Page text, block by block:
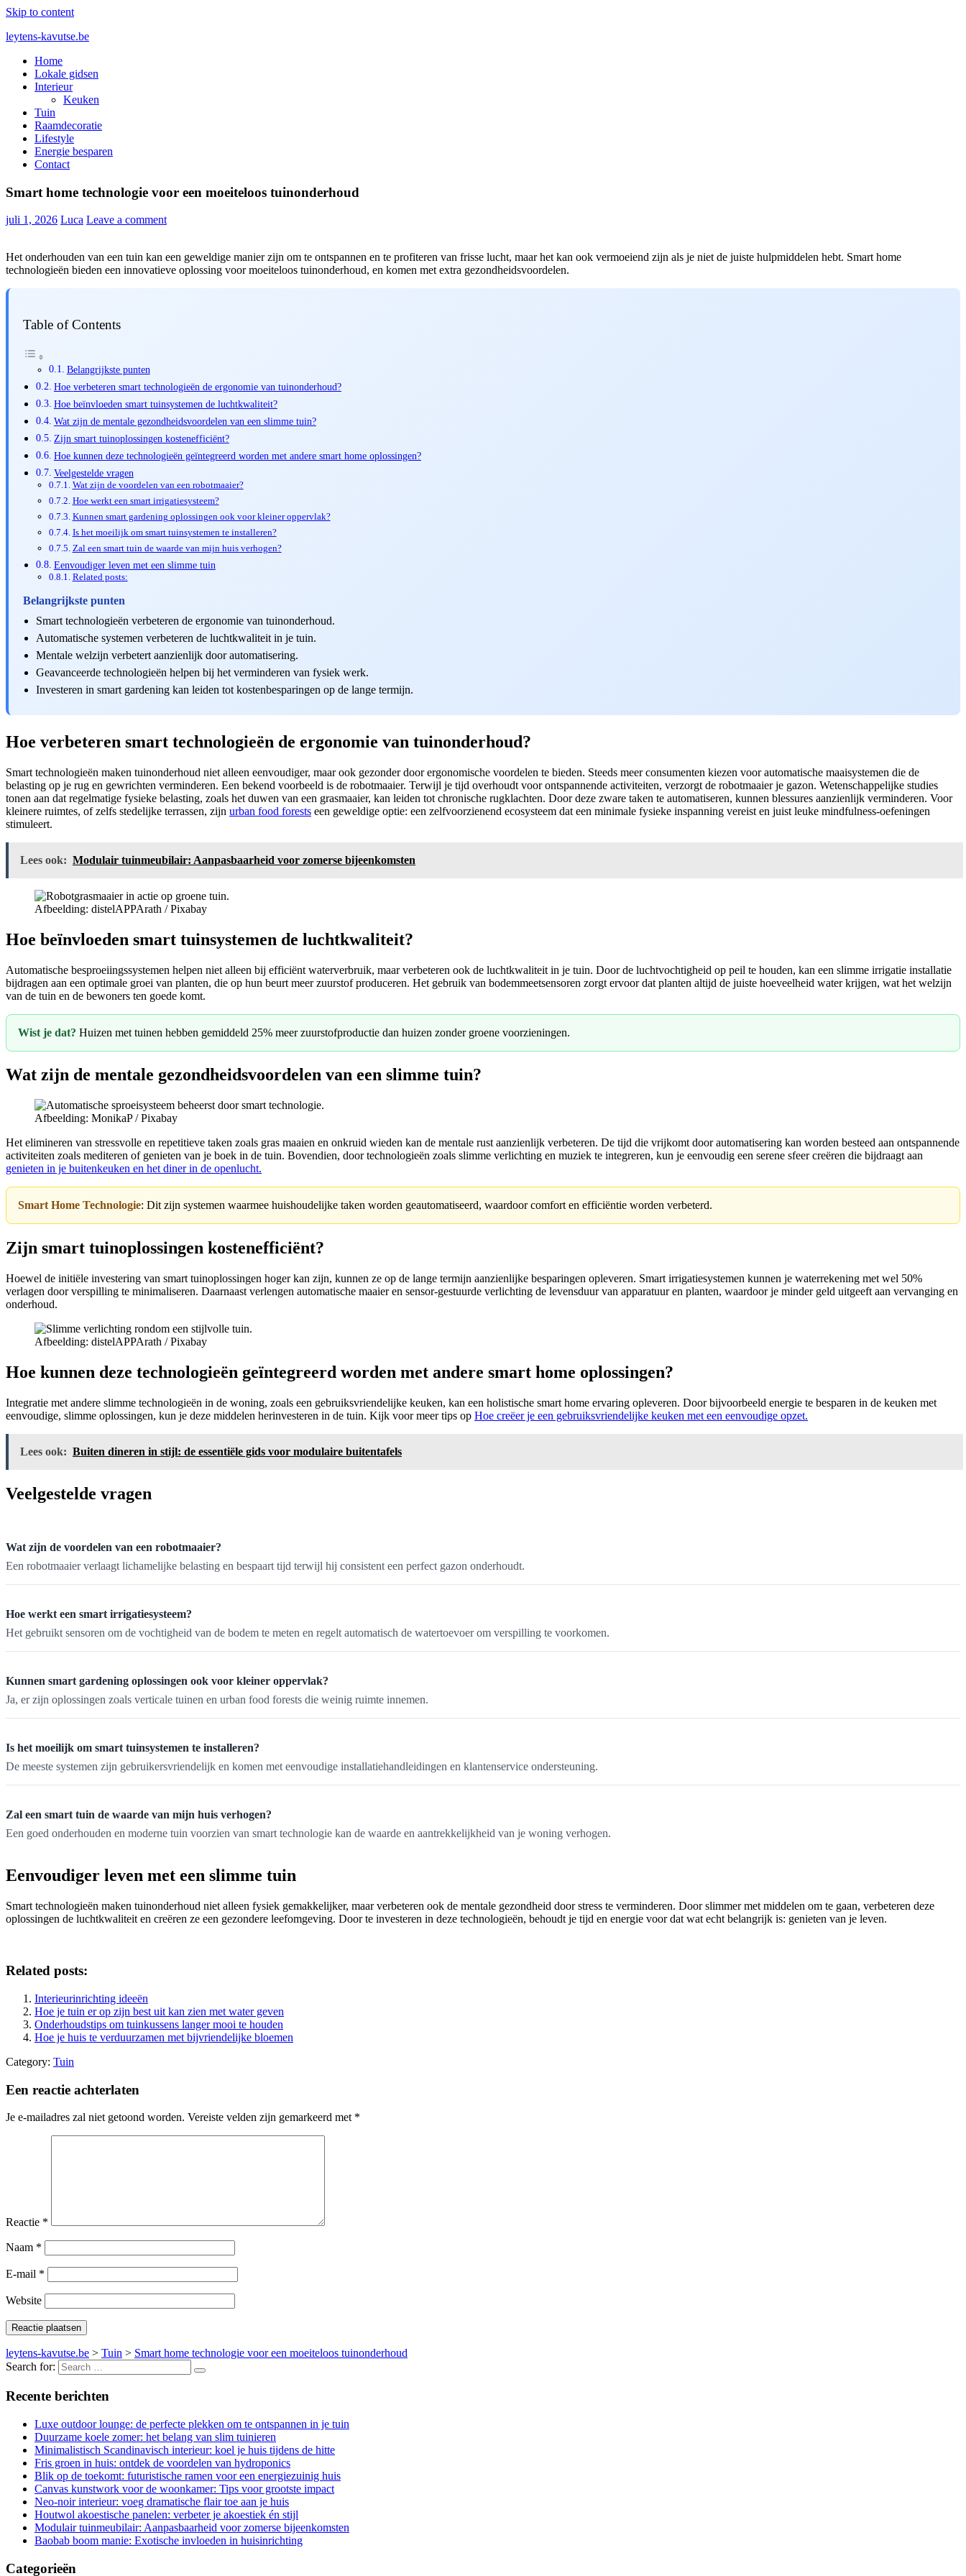
Skip to content
leytens-kavutse.be
Blog interieurstyling: Hoe je kleur en textuur combineert
Home
Lokale gidsen
Interieur
Keuken
Tuin
Raamdecoratie
Lifestyle
Energie besparen
Contact
Smart home technologie voor een moeiteloos tuinonderhoud
juli 1, 2026 Luca Leave a comment
Het onderhouden van een tuin kan een geweldige manier zijn om te ontspannen en te profiteren van frisse lucht, maar het kan ook vermoeiend zijn als je niet de juiste hulpmiddelen hebt. Smart home
technologieën bieden een innovatieve oplossing voor moeiteloos tuinonderhoud, en komen met extra gezondheidsvoordelen.
Table of Contents
Belangrijkste punten
Hoe verbeteren smart technologieën de ergonomie van tuinonderhoud?
Hoe beïnvloeden smart tuinsystemen de luchtkwaliteit?
Wat zijn de mentale gezondheidsvoordelen van een slimme tuin?
Zijn smart tuinoplossingen kostenefficiënt?
Hoe kunnen deze technologieën geïntegreerd worden met andere smart home oplossingen?
Veelgestelde vragen
Wat zijn de voordelen van een robotmaaier?
Hoe werkt een smart irrigatiesysteem?
Kunnen smart gardening oplossingen ook voor kleiner oppervlak?
Is het moeilijk om smart tuinsystemen te installeren?
Zal een smart tuin de waarde van mijn huis verhogen?
Eenvoudiger leven met een slimme tuin
Related posts:
Belangrijkste punten
Smart technologieën verbeteren de ergonomie van tuinonderhoud.
Automatische systemen verbeteren de luchtkwaliteit in je tuin.
Mentale welzijn verbetert aanzienlijk door automatisering.
Geavanceerde technologieën helpen bij het verminderen van fysiek werk.
Investeren in smart gardening kan leiden tot kostenbesparingen op de lange termijn.
Hoe verbeteren smart technologieën de ergonomie van tuinonderhoud?
Smart technologieën maken tuinonderhoud niet alleen eenvoudiger, maar ook gezonder door ergonomische voordelen te bieden. Steeds meer consumenten kiezen voor automatische maaisystemen die de
belasting op je rug en gewrichten verminderen. Een bekend voorbeeld is de robotmaaier. Terwijl je tijd overhoudt voor ontspannende activiteiten, verzorgt de robotmaaier je gazon. Wetenschappelijke studies
tonen aan dat regelmatige fysieke belasting, zoals het duwen van een grasmaaier, kan leiden tot chronische rugklachten. Door deze zware taken te automatiseren, kunnen blessures aanzienlijk verminderen. Voor
kleinere ruimtes, of zelfs stedelijke terrassen, zijn urban food forests een geweldige optie: een zelfvoorzienend ecosysteem dat een minimale fysieke inspanning vereist en juist leuke mindfulness-oefeningen
stimuleert.
Lees ook: Modulair tuinmeubilair: Aanpasbaarheid voor zomerse bijeenkomsten
Afbeelding: distelAPPArath / Pixabay
Hoe beïnvloeden smart tuinsystemen de luchtkwaliteit?
Automatische besproeiingssystemen helpen niet alleen bij efficiënt waterverbruik, maar verbeteren ook de luchtkwaliteit in je tuin. Door de luchtvochtigheid op peil te houden, kan een slimme irrigatie installatie
bijdragen aan een optimale groei van planten, die op hun beurt meer zuurstof produceren. Het gebruik van bodemmeetsensoren zorgt ervoor dat planten altijd de juiste hoeveelheid water krijgen, wat het welzijn
van de tuin en de bewoners ten goede komt.
Wist je dat? Huizen met tuinen hebben gemiddeld 25% meer zuurstofproductie dan huizen zonder groene voorzieningen.
Wat zijn de mentale gezondheidsvoordelen van een slimme tuin?
Afbeelding: MonikaP / Pixabay
Het elimineren van stressvolle en repetitieve taken zoals gras maaien en onkruid wieden kan de mentale rust aanzienlijk verbeteren. De tijd die vrijkomt door automatisering kan worden besteed aan ontspannende
activiteiten zoals mediteren of genieten van je boek in de tuin. Bovendien, door technologieën zoals slimme verlichting en muziek te integreren, kun je eenvoudig een serene sfeer creëren die bijdraagt aan
genieten in je buitenkeuken en het diner in de openlucht.
Smart Home Technologie: Dit zijn systemen waarmee huishoudelijke taken worden geautomatiseerd, waardoor comfort en efficiëntie worden verbeterd.
Zijn smart tuinoplossingen kostenefficiënt?
Hoewel de initiële investering van smart tuinoplossingen hoger kan zijn, kunnen ze op de lange termijn aanzienlijke besparingen opleveren. Smart irrigatiesystemen kunnen je waterrekening met wel 50%
verlagen door verspilling te minimaliseren. Daarnaast verlengen automatische maaier en sensor-gestuurde verlichting de levensduur van apparatuur en planten, waardoor je minder geld uitgeeft aan vervanging en
onderhoud.
Afbeelding: distelAPPArath / Pixabay
Hoe kunnen deze technologieën geïntegreerd worden met andere smart home oplossingen?
Integratie met andere slimme technologieën in de woning, zoals een gebruiksvriendelijke keuken, kan een holistische smart home ervaring opleveren. Door bijvoorbeeld energie te besparen in de keuken met
eenvoudige, slimme oplossingen, kun je deze middelen herinvesteren in de tuin. Kijk voor meer tips op Hoe creëer je een gebruiksvriendelijke keuken met een eenvoudige opzet.
Lees ook: Buiten dineren in stijl: de essentiële gids voor modulaire buitentafels
Veelgestelde vragen
Wat zijn de voordelen van een robotmaaier?
Een robotmaaier verlaagt lichamelijke belasting en bespaart tijd terwijl hij consistent een perfect gazon onderhoudt.
Hoe werkt een smart irrigatiesysteem?
Het gebruikt sensoren om de vochtigheid van de bodem te meten en regelt automatisch de watertoevoer om verspilling te voorkomen.
Kunnen smart gardening oplossingen ook voor kleiner oppervlak?
Ja, er zijn oplossingen zoals verticale tuinen en urban food forests die weinig ruimte innemen.
Is het moeilijk om smart tuinsystemen te installeren?
De meeste systemen zijn gebruikersvriendelijk en komen met eenvoudige installatiehandleidingen en klantenservice ondersteuning.
Zal een smart tuin de waarde van mijn huis verhogen?
Een goed onderhouden en moderne tuin voorzien van smart technologie kan de waarde en aantrekkelijkheid van je woning verhogen.
Eenvoudiger leven met een slimme tuin
Smart technologieën maken tuinonderhoud niet alleen fysiek gemakkelijker, maar verbeteren ook de mentale gezondheid door stress te verminderen. Door slimmer met middelen om te gaan, verbeteren deze
oplossingen de luchtkwaliteit en creëren ze een gezondere leefomgeving. Door te investeren in deze technologieën, behoudt je tijd en energie voor dat wat echt belangrijk is: genieten van je leven.
Related posts:
Interieurinrichting ideeën
Hoe je tuin er op zijn best uit kan zien met water geven
Onderhoudstips om tuinkussens langer mooi te houden
Hoe je huis te verduurzamen met bijvriendelijke bloemen
Category: Tuin
Een reactie achterlaten
Je e-mailadres zal niet getoond worden. Vereiste velden zijn gemarkeerd met *
Reactie *
Naam *
E-mail *
Website
leytens-kavutse.be > Tuin > Smart home technologie voor een moeiteloos tuinonderhoud
Search for:
Recente berichten
Luxe outdoor lounge: de perfecte plekken om te ontspannen in je tuin
Duurzame koele zomer: het belang van slim tuinieren
Minimalistisch Scandinavisch interieur: koel je huis tijdens de hitte
Fris groen in huis: ontdek de voordelen van hydroponics
Blik op de toekomt: futuristische ramen voor een energiezuinig huis
Canvas kunstwork voor de woonkamer: Tips voor grootste impact
Neo-noir interieur: voeg dramatische flair toe aan je huis
Houtwol akoestische panelen: verbeter je akoestiek én stijl
Modulair tuinmeubilair: Aanpasbaarheid voor zomerse bijeenkomsten
Baobab boom manie: Exotische invloeden in huisinrichting
Categorieën